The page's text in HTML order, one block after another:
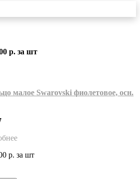
р. за шт
малое Swarovski фиолетовое, осн.
р. за шт